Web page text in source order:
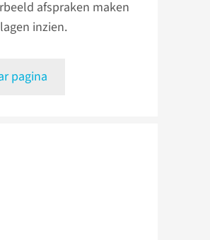
afspraken maken
inzien.
pagina